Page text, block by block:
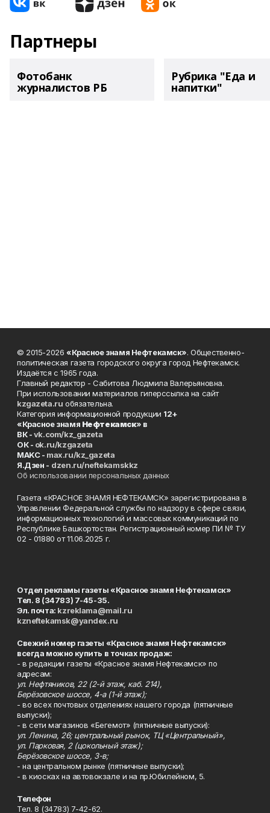
Партнеры
Фотобанк
журналистов РБ
Рубрика "Еда и
напитки"
© 2015-2026 «Красное знамя Нефтекамск». Общественно-
политическая газета городского округа город Нефтекамск.
Издаётся с 1965 года.
Главный редактор - Сабитова Людмила Валерьяновна.
При использовании материалов гиперссылка на сайт
kzgazeta.ru обязательна.
Категория информационной продукции 12+
«Красное знамя Нефтекамск» в
ВК -vk.com/kz_gazeta
ОК - ok.ru/kzgazeta
MAKC - max.ru/kz_gazeta
Я.Дзен - dzen.ru/neftekamskkz
Об использовании персональных данных
Газета «КРАСНОЕ ЗНАМЯ НЕФТЕКАМСК» зарегистрирована в
Управлении Федеральной службы по надзору в сфере связи,
информационных технологий и массовых коммуникаций по
Республике Башкортостан. Регистрационный номер ПИ № ТУ
02 - 01880 от 11.06.2025 г.
Отдел рекламы газеты «Красное знамя Нефтекамск»
Тел. 8 (34783) 7-45-35.
Эл. почта: kzreklama@mail.ru
kzneftekamsk@yandex.ru
Свежий номер газеты «Красное знамя Нефтекамск»
всегда можно купить в точках продаж:
- в редакции газеты «Красное знамя Нефтекамск» по
адресам:
ул. Нефтяников, 22 (2-й этаж, каб. 214),
Берёзовское шоссе, 4-а (1-й этаж);
- во всех почтовых отделениях нашего города (пятничные
выпуски);
- в сети магазинов «Бегемот» (пятничные выпуски):
ул. Ленина, 26; центральный рынок, ТЦ «Центральный»,
ул. Парковая, 2 (цокольный этаж);
Берёзовское шоссе, 3-в;
- на центральном рынке (пятничные выпуски);
- в киосках на автовокзале и на пр.Юбилейном, 5.
Телефон
Тел. 8 (34783) 7-42-62.